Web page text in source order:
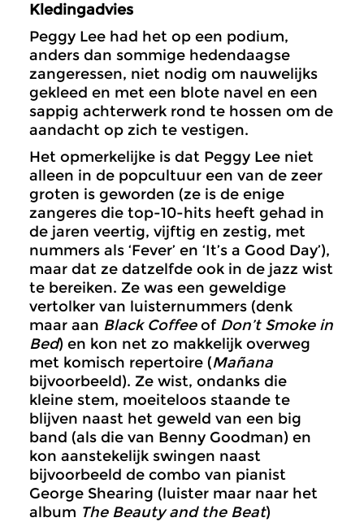
Kledingadvies
Peggy Lee had het op een podium,
anders dan sommige hedendaagse
zangeressen, niet nodig om nauwelijks
gekleed en met een blote navel en een
sappig achterwerk rond te hossen om de
aandacht op zich te vestigen.
Het opmerkelijke is dat Peggy Lee niet
alleen in de popcultuur een van de zeer
groten is geworden (ze is de enige
zangeres die top-10-hits heeft gehad in
de jaren veertig, vijftig en zestig, met
nummers als ‘Fever’ en ‘It’s a Good Day’),
maar dat ze datzelfde ook in de jazz wist
te bereiken. Ze was een geweldige
vertolker van luisternummers (denk
maar aan Black Coffeeof Don’t Smoke in
Bed) en kon net zo makkelijk overweg
met komisch repertoire (Mañana
bijvoorbeeld). Ze wist, ondanks die
kleine stem, moeiteloos staande te
blijven naast het geweld van een big
band (als die van Benny Goodman) en
kon aanstekelijk swingen naast
bijvoorbeeld de combo van pianist
George Shearing (luister maar naar het
album The Beauty and the Beat)